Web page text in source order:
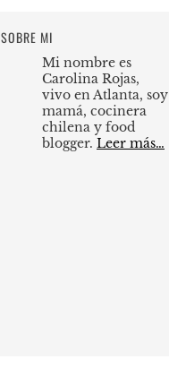
SOBRE MI
Mi nombre es
Carolina Rojas,
vivo en Atlanta, soy
mamá, cocinera
chilena y food
blogger. Leer más…